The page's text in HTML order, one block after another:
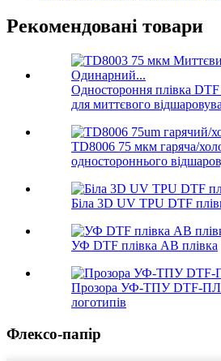
Рекомендовані товари
Одностороння плівка
для миттєвого
TD8006 75 мкм гаряча/
одностороннього
Біла 3D UV TPU DTF
УФ DTF плівка AB плівка
Прозора УФ-ТПУ DTF-
логотипів
Флексо-папір